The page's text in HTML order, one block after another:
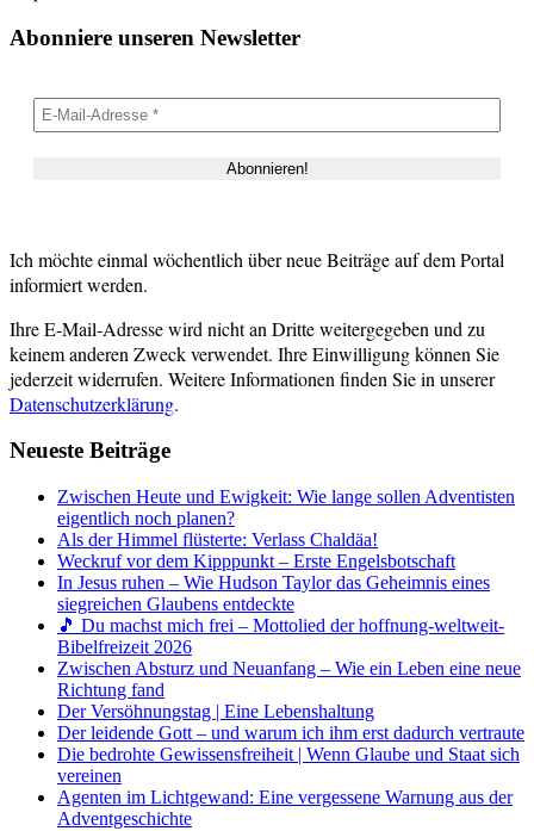
Abonniere unseren Newsletter
Ich möchte einmal wöchentlich über neue Beiträge auf dem Portal
informiert werden.
Ihre E-Mail-Adresse wird nicht an Dritte weitergegeben und zu
keinem anderen Zweck verwendet. Ihre Einwilligung können Sie
jederzeit widerrufen. Weitere Informationen finden Sie in unserer
Datenschutzerklärung.
Neueste Beiträge
Zwischen Heute und Ewigkeit: Wie lange sollen Adventisten
eigentlich noch planen?
Als der Himmel flüsterte: Verlass Chaldäa!
Weckruf vor dem Kipppunkt – Erste Engelsbotschaft
In Jesus ruhen – Wie Hudson Taylor das Geheimnis eines
siegreichen Glaubens entdeckte
🎵 Du machst mich frei – Mottolied der hoffnung-weltweit-
Bibelfreizeit 2026
Zwischen Absturz und Neuanfang – Wie ein Leben eine neue
Richtung fand
Der Versöhnungstag | Eine Lebenshaltung
Der leidende Gott – und warum ich ihm erst dadurch vertraute
Die bedrohte Gewissensfreiheit | Wenn Glaube und Staat sich
vereinen
Agenten im Lichtgewand: Eine vergessene Warnung aus der
Adventgeschichte